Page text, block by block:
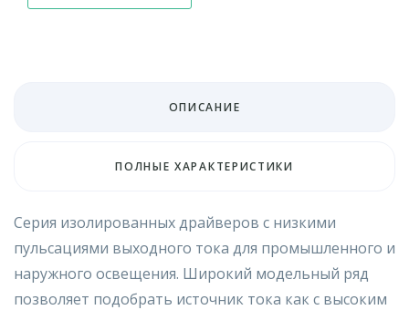
ОПИСАНИЕ
ПОЛНЫЕ ХАРАКТЕРИСТИКИ
Серия изолированных драйверов с низкими
пульсациями выходного тока для промышленного и
наружного освещения. Широкий модельный ряд
позволяет подобрать источник тока как с высоким